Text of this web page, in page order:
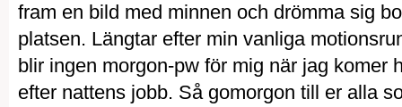
fram en bild med minnen och drömma sig
platsen. Längtar efter min vanliga
blir ingen morgon-pw för mig när jag komer
efter nattens jobb. Så gomorgon till er alla